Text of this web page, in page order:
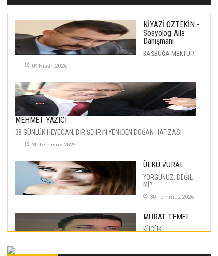
NİYAZİ ÖZTEKİN -
Sosyolog-Aile
Danışmanı
BAŞBUĞA MEKTUP
09 Nisan 2026
MEHMET YAZICI
38 GÜNLÜK HEYECAN, BİR ŞEHRİN YENİDEN DOĞAN HAFIZASI
30 Temmuz 2026
ÜLKÜ VURAL
YORGUNUZ, DEĞİL
Mİ?
30 Temmuz 2026
MURAT TEMEL
KÜÇÜK